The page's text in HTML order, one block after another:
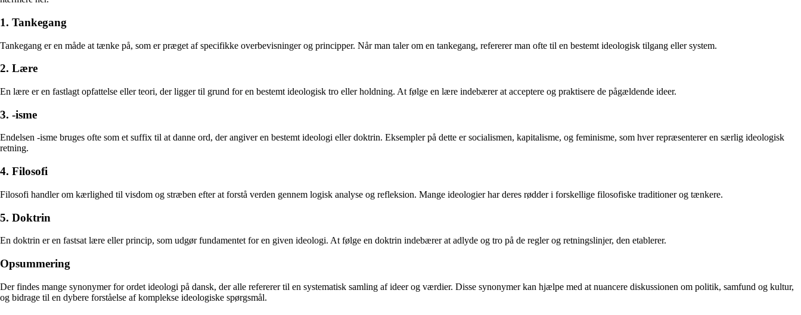
1. Tankegang
Tankegang er en måde at tænke på, som er præget af specifikke overbevisninger og principper. Når man taler om en tankegang, refererer man ofte til en bestemt ideologisk tilgang eller system.
2. Lære
En lære er en fastlagt opfattelse eller teori, der ligger til grund for en bestemt ideologisk tro eller holdning. At følge en lære indebærer at acceptere og praktisere de pågældende ideer.
3. -isme
Endelsen -isme bruges ofte som et suffix til at danne ord, der angiver en bestemt ideologi eller doktrin. Eksempler på dette er socialismen, kapitalisme, og feminisme, som hver repræsenterer en særlig ideologisk
retning.
4. Filosofi
Filosofi handler om kærlighed til visdom og stræben efter at forstå verden gennem logisk analyse og refleksion. Mange ideologier har deres rødder i forskellige filosofiske traditioner og tænkere.
5. Doktrin
En doktrin er en fastsat lære eller princip, som udgør fundamentet for en given ideologi. At følge en doktrin indebærer at adlyde og tro på de regler og retningslinjer, den etablerer.
Opsummering
Der findes mange synonymer for ordet ideologi på dansk, der alle refererer til en systematisk samling af ideer og værdier. Disse synonymer kan hjælpe med at nuancere diskussionen om politik, samfund og kultur,
og bidrage til en dybere forståelse af komplekse ideologiske spørgsmål.